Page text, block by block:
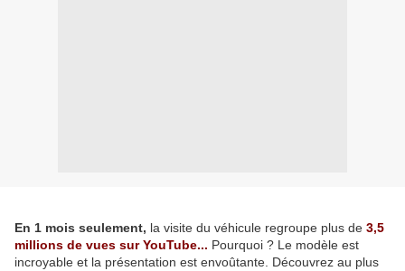
En 1 mois seulement, la visite du véhicule regroupe plus de 3,5
millions de vues sur YouTube... Pourquoi ? Le modèle est
incroyable et la présentation est envoûtante. Découvrez au plus